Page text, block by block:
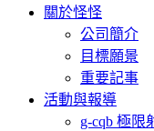
關於怪怪
公司簡介
目標願景
重要記事
活動與報導
g-cqb 極限